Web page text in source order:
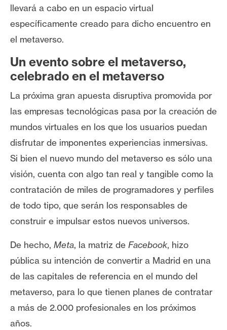
i
s
i
N
t
a
s
d
P
r
e
n
a
T
e
m
llevará a cabo en un espacio virtual
específicamente creado para dicho encuentro en
el metaverso.
Un evento sobre el metaverso,
celebrado en el metaverso
La próxima gran apuesta disruptiva promovida por
las empresas tecnológicas pasa por la creación de
mundos virtuales en los que los usuarios puedan
disfrutar de imponentes experiencias inmersivas.
Si bien el nuevo mundo del metaverso es sólo una
visión, cuenta con algo tan real y tangible como la
contratación de miles de programadores y perfiles
de todo tipo, que serán los responsables de
construir e impulsar estos nuevos universos.
De hecho, Meta, la matriz de Facebook, hizo
pública su intención de convertir a Madrid en una
de las capitales de referencia en el mundo del
metaverso, para lo que tienen planes de contratar
a más de 2.000 profesionales en los próximos
años.